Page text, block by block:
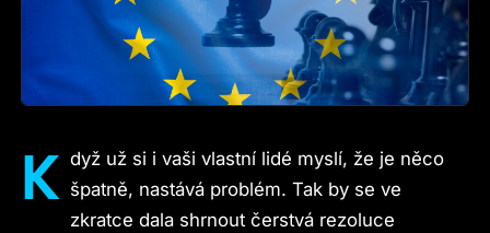
K dyž už si i vaši vlastní lidé myslí, že je něco
špatně, nastává problém. Tak by se ve
zkratce dala shrnout čerstvá rezoluce